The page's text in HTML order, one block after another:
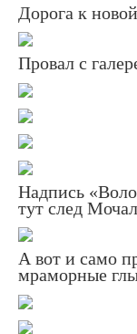
Дорога к
Провал с
Надпись
тут след
А вот и само
мраморные